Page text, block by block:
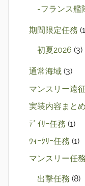
-フランス艦
期間限定任務
初夏2026 (3)
通常海域 (3)
マンスリー遠征
実装内容まとめ
ﾃﾞｲﾘｰ任務 (1)
ｳｨｰｸﾘｰ任務 (1)
マンスリー任務
出撃任務 (8)